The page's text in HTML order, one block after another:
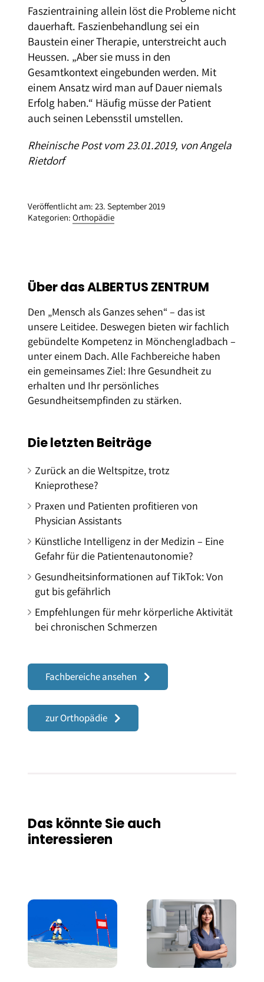
Faszientraining allein löst die Probleme nicht
dauerhaft. Faszienbehandlung sei ein
Baustein einer Therapie, unterstreicht auch
Heussen. „Aber sie muss in den
Gesamtkontext eingebunden werden. Mit
einem Ansatz wird man auf Dauer niemals
Erfolg haben.“ Häufig müsse der Patient
auch seinen Lebensstil umstellen.
Rheinische Post vom 23.01.2019, von Angela
Rietdorf
Veröffentlicht am: 23. September 2019
Kategorien:Orthopädie
Über das ALBERTUS ZENTRUM
Den „Mensch als Ganzes sehen“ – das ist
unsere Leitidee. Deswegen bieten wir fachlich
gebündelte Kompetenz in Mönchengladbach –
unter einem Dach. Alle Fachbereiche haben
ein gemeinsames Ziel: Ihre Gesundheit zu
erhalten und Ihr persönliches
Gesundheitsempfinden zu stärken.
Die letzten Beiträge
Zurück an die Weltspitze, trotz
Knieprothese?
Praxen und Patienten profitieren von
Physician Assistants
Künstliche Intelligenz in der Medizin – Eine
Gefahr für die Patientenautonomie?
Gesundheitsinformationen auf TikTok: Von
gut bis gefährlich
Empfehlungen für mehr körperliche Aktivität
bei chronischen Schmerzen
Fachbereiche ansehen
zur Orthopädie
Das könnte Sie auch
interessieren